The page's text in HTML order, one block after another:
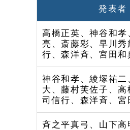
発表者
高橋正英、神谷和孝
亮、斎藤彩、早川秀
行、森洋斉、宮田和
神谷和孝、綾塚祐二
大、藤村芙佐子、高
司信行、森洋斉、宮
斉之平真弓、山下高